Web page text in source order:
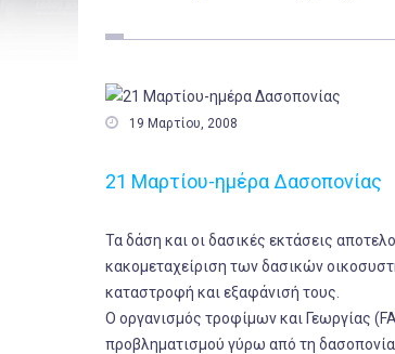
 19 Μαρτίου, 2008
21 Μαρτίου-ημέρα Δασοπονίας
Τα δάση και οι δασικές εκτάσεις
κακομεταχείριση των δασικών
καταστροφή και εξαφάνισή τους.
Ο οργανισμός τροφίμων και Γεωργίας
προβληματισμού γύρω από τη